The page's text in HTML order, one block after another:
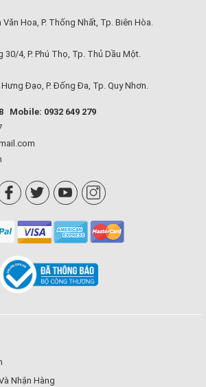
Hoa, P. Thống Nhất, Tp. Biên Hòa.
4, P. Phú Thọ, Tp. Thủ Dầu Một.
Đạo, P. Đống Đa, Tp. Quy Nhơn.
Mobile: 0932 649 279
Nhận Hàng